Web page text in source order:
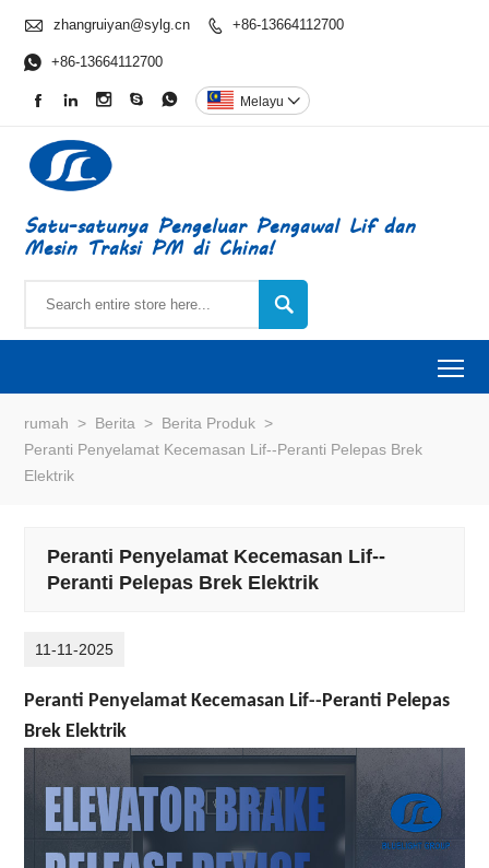
 zhangruiyan@sylg.cn  +86-13664112700
 +86-13664112700
     Melayu 
Satu-satunya Pengeluar Pengawal Lif dan
Mesin Traksi PM di China!

rumah > Berita > Berita Produk >
Peranti Penyelamat Kecemasan Lif--Peranti Pelepas Brek
Elektrik
Peranti Penyelamat Kecemasan Lif--
Peranti Pelepas Brek Elektrik
11-11-2025
Peranti Penyelamat Kecemasan Lif--Peranti Pelepas
Brek Elektrik